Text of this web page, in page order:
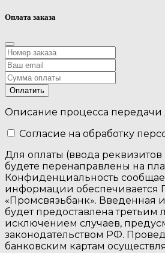
Оплата заказа
Оплатить
Описание процесса передачи
Cогласие на обработку
Для оплаты (ввода
будете перенаправлены на
Конфиденциальность
информации обеспечивается
«Промсвязьбанк». Введенная
будет предоставлена третьим
исключением случаев,
законодательством РФ.
банковским картам